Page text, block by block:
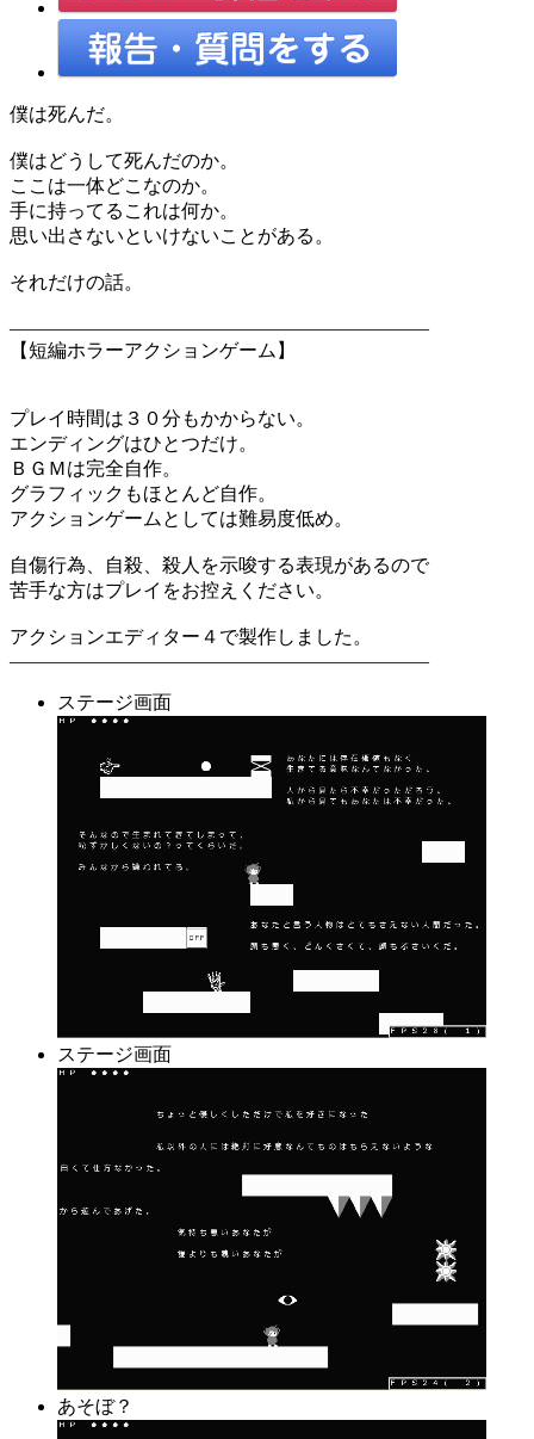
僕は死んだ。
僕はどうして死んだのか。
ここは一体どこなのか。
手に持ってるこれは何か。
思い出さないといけないことがある。
それだけの話。
――――――――――――――――――――――
【短編ホラーアクションゲーム】
プレイ時間は３０分もかからない。
エンディングはひとつだけ。
ＢＧＭは完全自作。
グラフィックもほとんど自作。
アクションゲームとしては難易度低め。
自傷行為、自殺、殺人を示唆する表現があるので
苦手な方はプレイをお控えください。
アクションエディター４で製作しました。
――――――――――――――――――――――
ステージ画面
ステージ画面
あそぼ？